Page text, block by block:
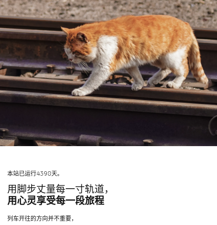
本站已运行4398天。
用脚步丈量每一寸轨道，
用心灵享受每一段旅程
列车开往的方向并不重要，